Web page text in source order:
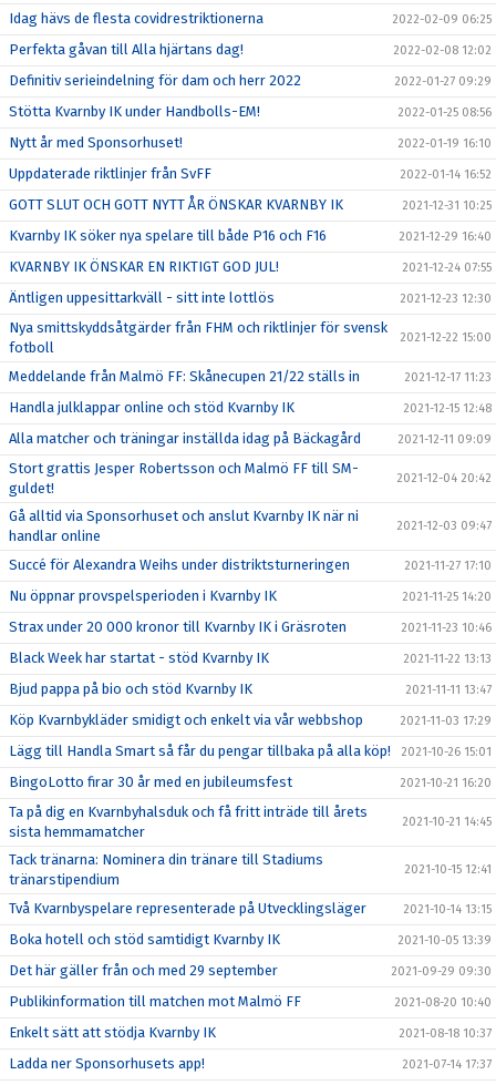
Idag hävs de flesta covidrestriktionerna 2022-02-09 06:25
Perfekta gåvan till Alla hjärtans dag! 2022-02-08 12:02
Definitiv serieindelning för dam och herr 2022 2022-01-27 09:29
Stötta Kvarnby IK under Handbolls-EM! 2022-01-25 08:56
Nytt år med Sponsorhuset! 2022-01-19 16:10
Uppdaterade riktlinjer från SvFF 2022-01-14 16:52
GOTT SLUT OCH GOTT NYTT ÅR ÖNSKAR KVARNBY IK 2021-12-31 10:25
Kvarnby IK söker nya spelare till både P16 och F16 2021-12-29 16:40
KVARNBY IK ÖNSKAR EN RIKTIGT GOD JUL! 2021-12-24 07:55
Äntligen uppesittarkväll - sitt inte lottlös 2021-12-23 12:30
Nya smittskyddsåtgärder från FHM och riktlinjer för svensk
fotboll
2021-12-22 15:00
Meddelande från Malmö FF: Skånecupen 21/22 ställs in 2021-12-17 11:23
Handla julklappar online och stöd Kvarnby IK 2021-12-15 12:48
Alla matcher och träningar inställda idag på Bäckagård 2021-12-11 09:09
Stort grattis Jesper Robertsson och Malmö FF till SM-
guldet!
2021-12-04 20:42
Gå alltid via Sponsorhuset och anslut Kvarnby IK när ni
handlar online
2021-12-03 09:47
Succé för Alexandra Weihs under distriktsturneringen 2021-11-27 17:10
Nu öppnar provspelsperioden i Kvarnby IK 2021-11-25 14:20
Strax under 20 000 kronor till Kvarnby IK i Gräsroten 2021-11-23 10:46
Black Week har startat - stöd Kvarnby IK 2021-11-22 13:13
Bjud pappa på bio och stöd Kvarnby IK 2021-11-11 13:47
Köp Kvarnbykläder smidigt och enkelt via vår webbshop 2021-11-03 17:29
Lägg till Handla Smart så får du pengar tillbaka på alla köp! 2021-10-26 15:01
BingoLotto firar 30 år med en jubileumsfest 2021-10-21 16:20
Ta på dig en Kvarnbyhalsduk och få fritt inträde till årets
sista hemmamatcher
2021-10-21 14:45
Tack tränarna: Nominera din tränare till Stadiums
tränarstipendium
2021-10-15 12:41
Två Kvarnbyspelare representerade på Utvecklingsläger 2021-10-14 13:15
Boka hotell och stöd samtidigt Kvarnby IK 2021-10-05 13:39
Det här gäller från och med 29 september 2021-09-29 09:30
Publikinformation till matchen mot Malmö FF 2021-08-20 10:40
Enkelt sätt att stödja Kvarnby IK 2021-08-18 10:37
Ladda ner Sponsorhusets app! 2021-07-14 17:37